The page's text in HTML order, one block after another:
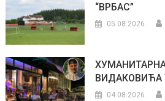
“ВРБАС”
05.08.2026.
ВИДАКОВИЋА
04.08.2026.